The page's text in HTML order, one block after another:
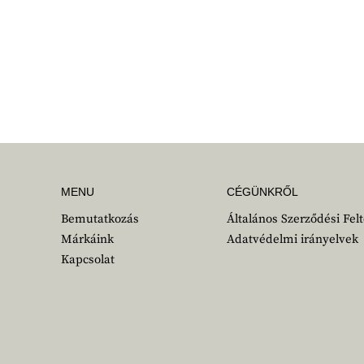
MENU
Bemutatkozás
Márkáink
Kapcsolat
CÉGÜNKRŐL
Általános Szerződési
Adatvédelmi irányelvek